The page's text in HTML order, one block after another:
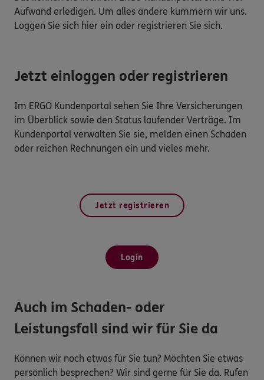
Aufwand erledigen. Um alles andere kümmern wir uns.
Loggen Sie sich hier ein oder registrieren Sie sich.
Jetzt einloggen oder registrieren
Im ERGO Kundenportal sehen Sie Ihre Versicherungen
im Überblick sowie den Status laufender Verträge. Im
Kundenportal verwalten Sie sie, melden einen Schaden
oder reichen Rechnungen ein und vieles mehr.
Jetzt registrieren
Login
Auch im Schaden- oder
Leistungsfall sind wir für Sie da
Können wir noch etwas für Sie tun? Möchten Sie etwas
persönlich besprechen? Wir sind gerne für Sie da. Rufen